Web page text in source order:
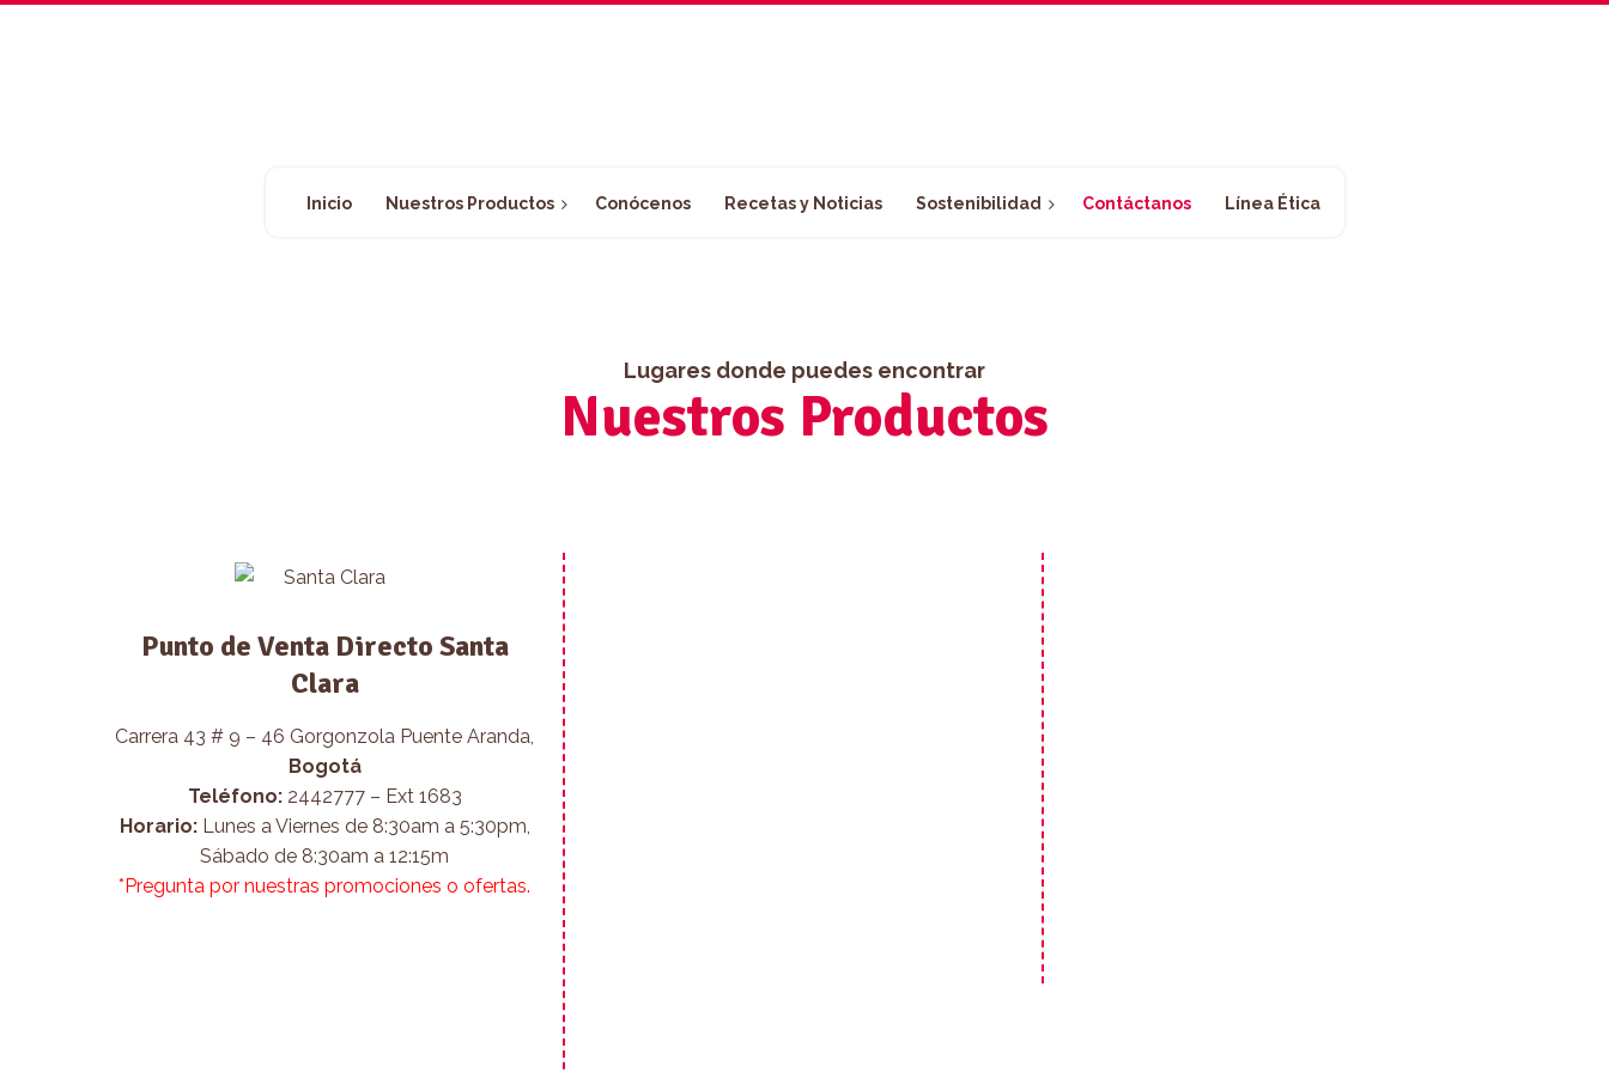
Inicio Nuestros Productos Conócenos Recetas y Noticias Sostenibilidad Contáctanos Línea Ética
Lugares donde puedes encontrar
Nuestros Productos
Punto de Venta Directo Santa
Clara
Carrera 43 # 9 – 46 Gorgonzola Puente Aranda,
Bogotá
Teléfono:2442777 – Ext 1683
Horario:Lunes a Viernes de 8:30am a 5:30pm,
Sábado de 8:30am a 12:15m
*Pregunta por nuestras promociones o ofertas.